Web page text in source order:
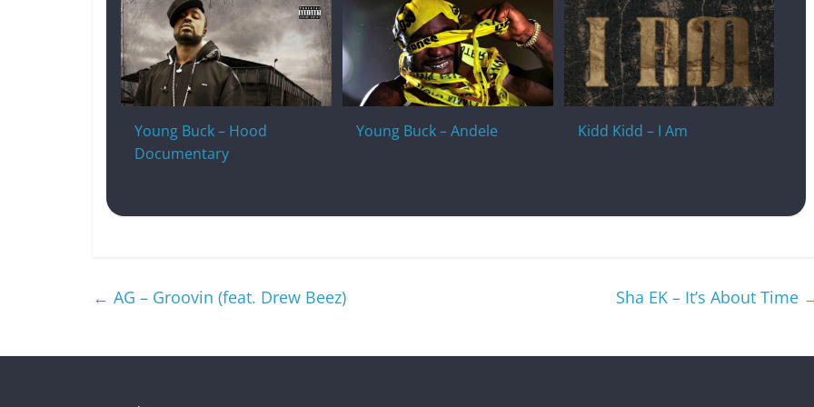
Young Buck – Hood
Documentary
Young Buck – Andele Kidd Kidd – I Am
← AG – Groovin (feat. Drew Beez) Sha EK – It’s About Time